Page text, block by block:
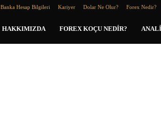
Banka Hesap Bilgileri Kariyer Dolar Ne Olur? Forex Nedir?
HAKKIMIZDA FOREX KOÇU NEDIR?